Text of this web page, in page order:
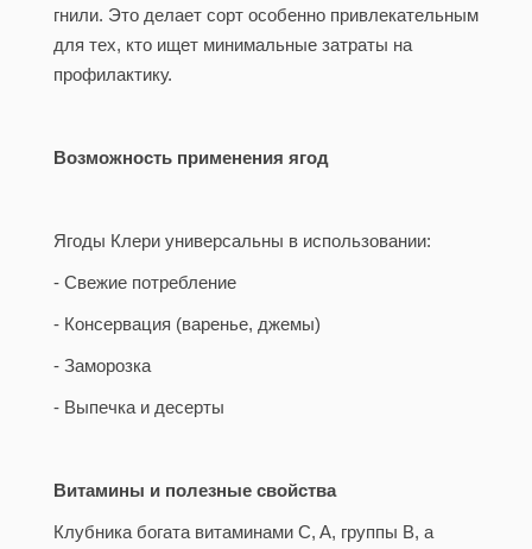
гнили. Это делает сорт особенно привлекательным
для тех, кто ищет минимальные затраты на
профилактику.
Возможность применения ягод
Ягоды Клери универсальны в использовании:
- Свежие потребление
- Консервация (варенье, джемы)
- Заморозка
- Выпечка и десерты
Витамины и полезные свойства
Клубника богата витаминами C, A, группы B, а